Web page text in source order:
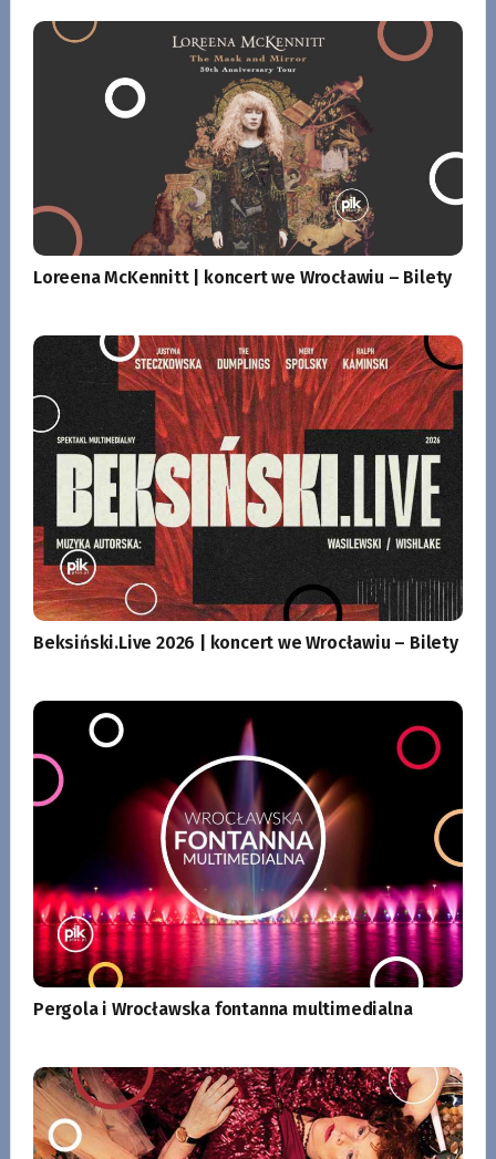
Loreena McKennitt | koncert we Wrocławiu – Bilety
Beksiński.Live 2026 | koncert we Wrocławiu – Bilety
Pergola i Wrocławska fontanna multimedialna